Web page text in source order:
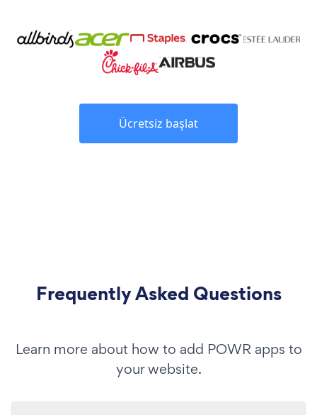
Ücretsiz başlat
Frequently Asked Questions
Learn more about how to add POWR apps to
your website.